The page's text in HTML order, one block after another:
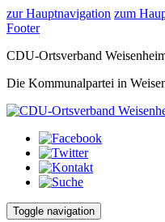
zur Hauptnavigation zum
Footer
CDU-Ortsverband
Die Kommunalpartei in
Toggle navigation